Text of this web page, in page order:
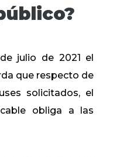
julio de 2021 el
que respecto de
solicitados, el
obliga a las